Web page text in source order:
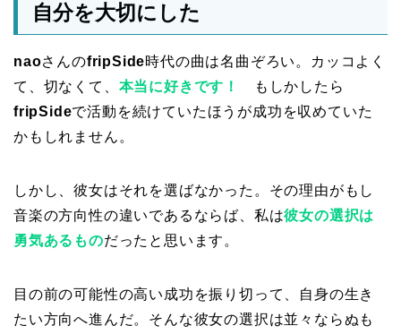
自分を大切にした
naoさんのfripSide時代の曲は名曲ぞろい。カッコよく
て、切なくて、 本当に好きです！
もしかしたら
fripSideで活動を続けていたほうが成功を収めていた
かもしれません。
しかし、彼女はそれを選ばなかった。その理由がもし
音楽の方向性の違いであるならば、私は彼女の選択は
勇気あるものだったと思います。
目の前の可能性の高い成功を振り切って、自身の生き
たい方向へ進んだ。そんな彼女の選択は並々ならぬも